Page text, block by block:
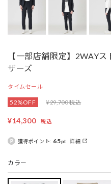
【一部店舗限定】2WAY
ザーズ
タイムセール
52%OFF ¥29,700 税込
¥14,300 税込
獲得ポイント: 65pt 詳細
カラー